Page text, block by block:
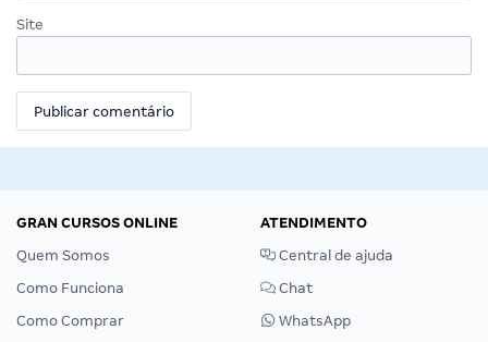
Site
GRAN CURSOS ONLINE
Quem Somos
Como Funciona
Como Comprar
ATENDIMENTO
Central de ajuda
Chat
WhatsApp